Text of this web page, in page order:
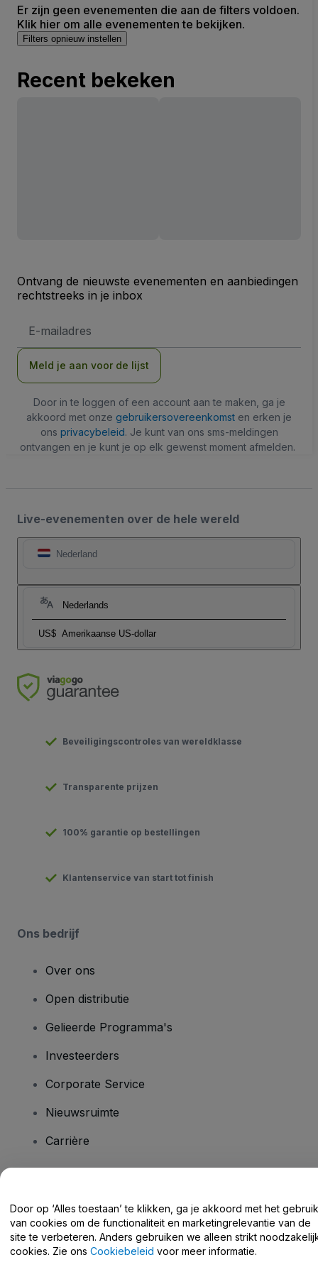
Er zijn geen evenementen die aan de filters voldoen.
Klik hier om alle evenementen te bekijken.
Filters opnieuw instellen
Recent bekeken
Ontvang de nieuwste evenementen en aanbiedingen
rechtstreeks in je inbox
mailadres
Meld je aan voor de lijst
Door in te loggen of een account aan te maken, ga je
akkoord met onze gebruikersovereenkomst en erken je
ons privacybeleid. Je kunt van ons sms-meldingen
ontvangen en je kunt je op elk gewenst moment afmelden.
Live-evenementen over de hele wereld
Nederland
Nederlands
US$ Amerikaanse US-dollar
Beveiligingscontroles van wereldklasse
Transparente prijzen
100% garantie op bestellingen
Klantenservice van start tot finish
Ons bedrijf
Over ons
Open distributie
Gelieerde Programma's
Investeerders
Corporate Service
Nieuwsruimte
Carrière
Helpcentrum / Neem Contact Met Ons Op
Door op ‘Alles toestaan’ te klikken, ga je akkoord met het gebruik
van cookies om de functionaliteit en marketingrelevantie van de
site te verbeteren. Anders gebruiken we alleen strikt
cookies. Zie ons Cookiebeleid voor meer informatie.